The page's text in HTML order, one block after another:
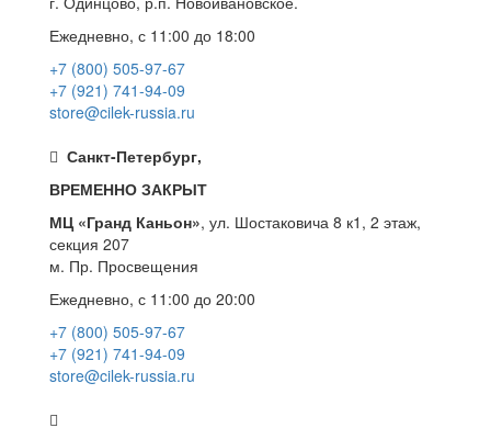
Ежедневно, с 11:00 до 18:00
+7 (800) 505-97-67
+7 (921) 741-94-09
store@cilek-russia.ru
Санкт-Петербург,
ВРЕМЕННО ЗАКРЫТ
МЦ «Гранд Каньон», ул. Шостаковича 8 к1, 2 этаж,
секция 207
м. Пр. Просвещения
Ежедневно, с 11:00 до 20:00
+7 (800) 505-97-67
+7 (921) 741-94-09
store@cilek-russia.ru